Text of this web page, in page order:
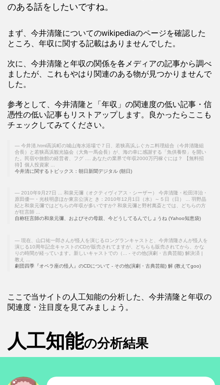
のある話をしたいですね。
まず、今井清隆についてのwikipediaのページを確認した
ところ、年収に関する記載はありませんでした。
次に、今井清隆と年収の関係を各メディアの記事から調べ
ましたが、これもやはり関連のある物が見つかりませんで
した。
参考として、今井清隆と「年収」の関連度の低い記事・信
憑性の低い記事もリストアップします。良かったらここも
チェックしてみてください。
今井清.html高浜町の城山海水浴場で７日、若狭高浜ふぐカニ料理組合（今井清隆組
合長）と若狭高浜観光協会（大角一馬会長）が、海の幸に感謝する「魚供養祭」を開い
た。民宿や旅館の経営者、フグ .... あなたの業界で年収2000万円稼ぐには？ 【無料招
待】個人投資家 ...
今井清に関するトピックス：朝日新聞デジタル (朝日)
2010年9月27日 ... 和泉元彌（オクティヴィアス・シーザー） 今井清隆・松田洋治・
原田優一・光枝明彦ほか東京公演と き：2010年12月1日（水）～５日（日） ... 羽野晶
紀と和泉元彌ではどちらの年収が多いですか? 和泉元彌と野村萬斎とでは、どちらの方
が狂言師 ...
自称狂言師の和泉元彌、およびその母親、今どうしてるんでしょうね (Yahoo知恵袋)
現在、山口祐一郎さんが怪人を演じるロングランキャストと、今井清隆さんが怪人を
演じる10周年記念キャストのCDが販売されてますが、どちらも販売されてから、かな
りの時間が経っています。新しいキャストでの（... - その他(演劇・古典芸能) 解決済 |
教え ...
劇団四季『オペラ座の怪人』のCDについて - その他(演劇・古典芸能) 解 (教えてgoo)
ここで当サイトの人工知能の分析した、今井清隆と年収の
関連度・注目度を見てみましょう。
人工知能の分析結果